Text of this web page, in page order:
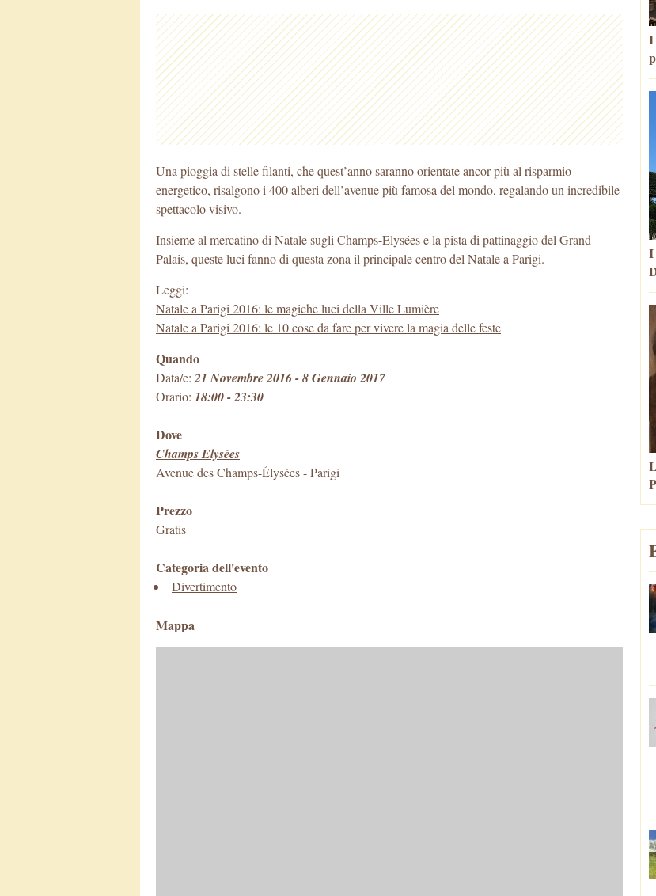
Una pioggia di stelle filanti, che quest’anno saranno orientate ancor più al risparmio
energetico, risalgono i 400 alberi dell’avenue più famosa del mondo, regalando un incredibile
spettacolo visivo.
Insieme al mercatino di Natale sugli Champs-Elysées e la pista di pattinaggio del Grand
Palais, queste luci fanno di questa zona il principale centro del Natale a Parigi.
Leggi:
Natale a Parigi 2016: le magiche luci della Ville Lumière
Natale a Parigi 2016: le 10 cose da fare per vivere la magia delle feste
Quando
Data/e: 21 Novembre 2016 - 8 Gennaio 2017
Orario: 18:00 - 23:30
Dove
Champs Elysées
Avenue des Champs-Élysées-Parigi
Prezzo
Gratis
Categoria dell'evento
Divertimento
Mappa
I
I